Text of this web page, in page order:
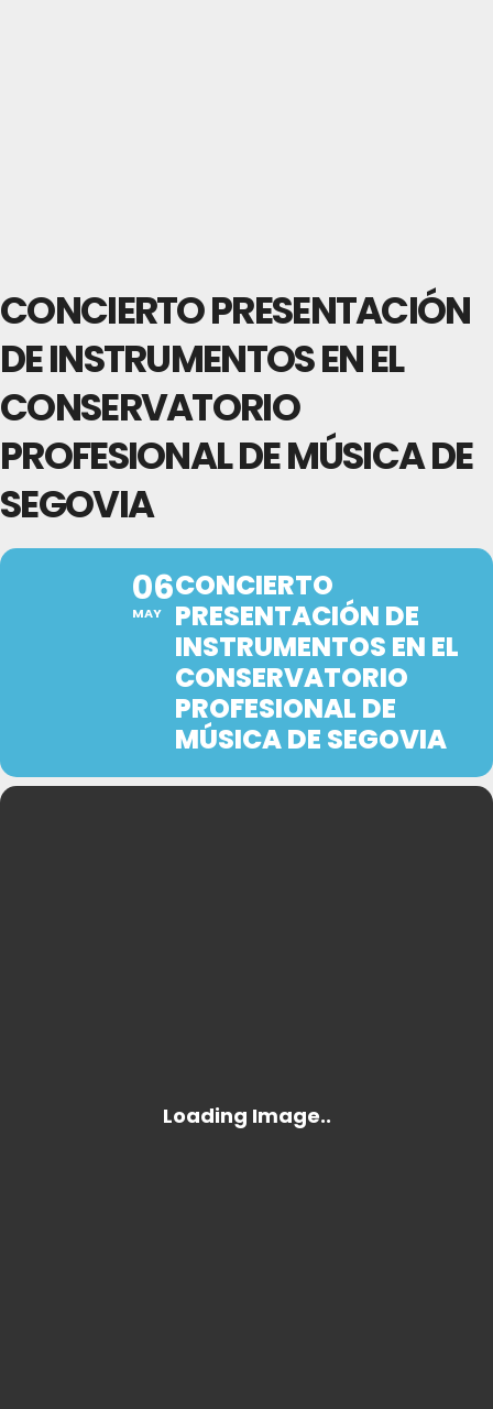
CONCIERTO PRESENTACIÓN
DE INSTRUMENTOS EN EL
CONSERVATORIO
PROFESIONAL DE MÚSICA DE
SEGOVIA
06
MAY
CONCIERTO
PRESENTACIÓN DE
INSTRUMENTOS EN EL
CONSERVATORIO
PROFESIONAL DE
MÚSICA DE SEGOVIA